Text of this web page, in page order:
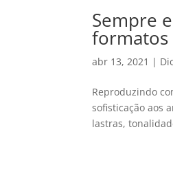
Sempre
formatos
abr 13, 2021 |
Reproduzindo
sofisticação aos
lastras,